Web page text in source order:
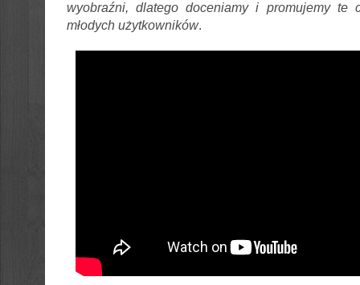
wyobraźni, dlatego doceniamy i promujemy te
młodych użytkowników.